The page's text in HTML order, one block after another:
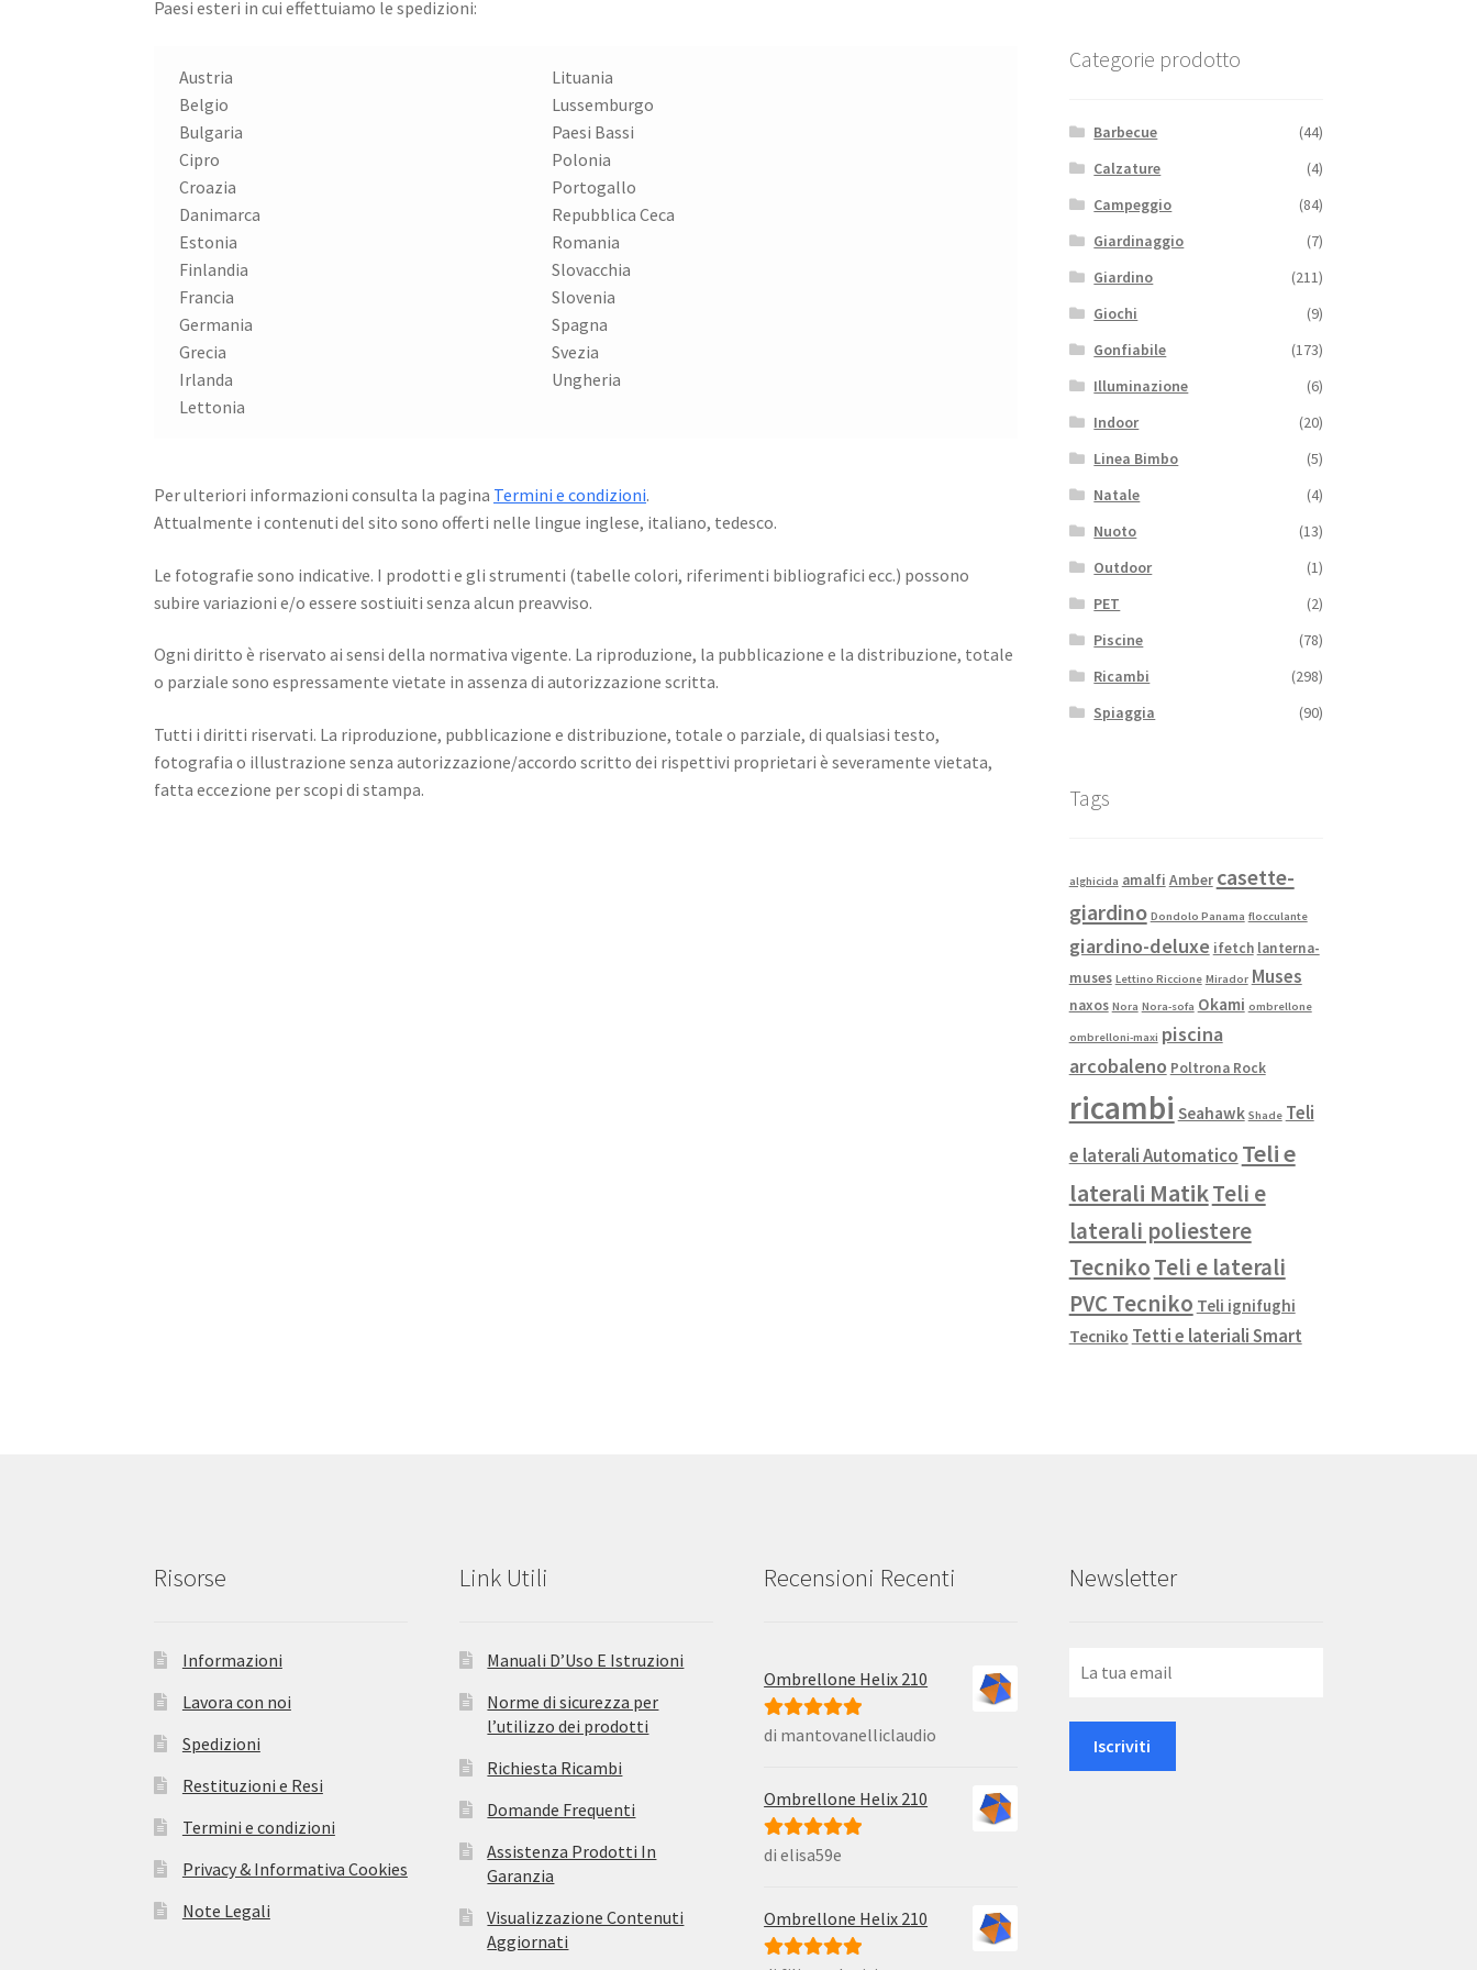
Paesi esteri in cui effettuiamo le spedizioni:
Austria
Belgio
Bulgaria
Cipro
Croazia
Danimarca
Estonia
Finlandia
Francia
Germania
Grecia
Irlanda
Lettonia
Lituania
Lussemburgo
Paesi Bassi
Polonia
Portogallo
Repubblica Ceca
Romania
Slovacchia
Slovenia
Spagna
Svezia
Ungheria
Per ulteriori informazioni consulta la pagina Termini e condizioni.
Attualmente i contenuti del sito sono offerti nelle lingue inglese, italiano, tedesco.
Le fotografie sono indicative. I prodotti e gli strumenti (tabelle colori, riferimenti bibliografici ecc.) possono
subire variazioni e/o essere sostiuiti senza alcun preavviso.
Ogni diritto è riservato ai sensi della normativa vigente. La riproduzione, la pubblicazione e la distribuzione, totale
o parziale sono espressamente vietate in assenza di autorizzazione scritta.
Tutti i diritti riservati. La riproduzione, pubblicazione e distribuzione, totale o parziale, di qualsiasi testo,
fotografia o illustrazione senza autorizzazione/accordo scritto dei rispettivi proprietari è severamente vietata,
fatta eccezione per scopi di stampa.
Categorie prodotto
Barbecue
(44)
Calzature
(4)
Campeggio
(84)
Giardinaggio
(7)
Giardino
(211)
Giochi
(9)
Gonfiabile
(173)
Illuminazione
(6)
Indoor
(20)
Linea Bimbo
(5)
Natale
(4)
Nuoto
(13)
Outdoor
(1)
PET
(2)
Piscine
(78)
Ricambi
(298)
Spiaggia
(90)
Tags
alghicida amalfi Amber casette-
giardino Dondolo Panama flocculante
giardino-deluxe ifetch lanterna-
muses Lettino Riccione Mirador Muses
naxos Nora Nora-sofa Okami ombrellone
ombrelloni-maxi piscina
arcobaleno Poltrona Rock
ricambi Seahawk Shade Teli
e laterali Automatico Teli e
laterali MatikTeli e
laterali poliestere
TecnikoTeli e laterali
PVC Tecniko Teli ignifughi
Tecniko Tetti e lateriali Smart
Risorse
Informazioni
Lavora con noi
Spedizioni
Restituzioni e Resi
Termini e condizioni
Privacy & Informativa Cookies
Note Legali
Link Utili
Manuali D’Uso E Istruzioni
Norme di sicurezza per
l’utilizzo dei prodotti
Richiesta Ricambi
Domande Frequenti
Assistenza Prodotti In
Garanzia
Visualizzazione Contenuti
Aggiornati
Recensioni Recenti
Ombrellone Helix 210
Valutato5su
di mantovanelliclaudio
Ombrellone Helix 210
Valutato5su
di elisa59e
Ombrellone Helix 210
Newsletter